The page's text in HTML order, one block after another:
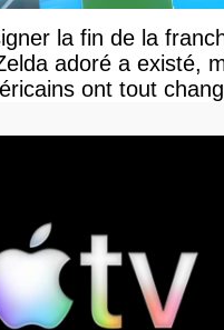
la fin de la
adoré a existé,
ont tout